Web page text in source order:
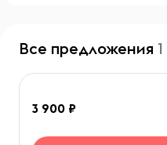
Все предложения 1
3 900